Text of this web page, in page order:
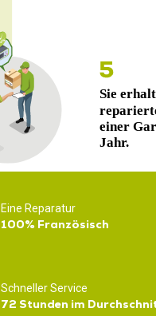
Eine Reparatur
100% Französisch
Schneller Service
72 Stunden im